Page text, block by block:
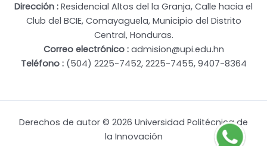
Dirección : Residencial Altos del la Granja, Calle hacia el
Club del BCIE, Comayaguela, Municipio del Distrito
Central, Honduras.
Correo electrónico :admision@upi.edu.hn
Teléfono :(504) 2225-7452, 2225-7455, 9407-8364
Derechos de autor © 2026 Universidad Politécnica de
la Innovación